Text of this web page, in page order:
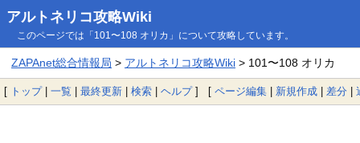
アルトネリコ攻略Wiki
このページでは「101〜108 オリカ」について攻略しています。
ZAPAnet総合情報局 > アルトネリコ攻略Wiki> 101〜108 オリカ
[ トップ| 一覧 | 最終更新 | 検索 | ヘルプ] [ ページ編集 | 新規作成 | 差分 |